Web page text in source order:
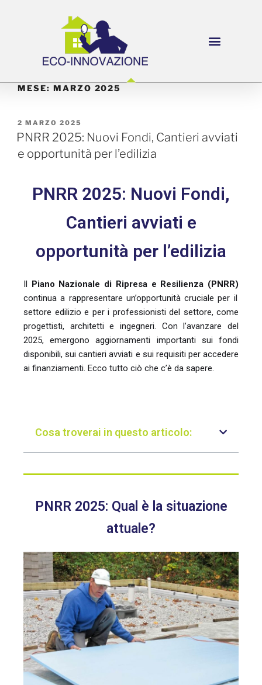
MESE: MARZO 2025
2 MARZO 2025
PNRR 2025: Nuovi Fondi, Cantieri avviati
e opportunità per l’edilizia
PNRR 2025: Nuovi Fondi,
Cantieri avviati e
opportunità per l’edilizia
Il Piano Nazionale di Ripresa e Resilienza (PNRR)
continua a rappresentare un’opportunità cruciale per il
settore edilizio e per i professionisti del settore, come
progettisti, architetti e ingegneri. Con l’avanzare del
2025, emergono aggiornamenti importanti sui fondi
disponibili, sui cantieri avviati e sui requisiti per accedere
ai finanziamenti. Ecco tutto ciò che c’è da sapere.
Cosa troverai in questo articolo:
PNRR 2025: Qual è la situazione
attuale?